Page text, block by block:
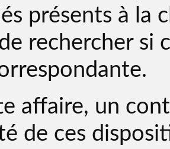
présents à la
rechercher si
affaire, un
de ces